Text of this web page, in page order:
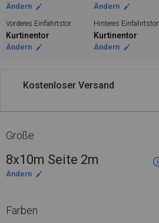
Ändern Ändern
Vorderes Einfahrtstor
Kurtinentor
Ändern
Hinteres Einfahrtstor
Kurtinentor
Ändern
Kostenloser Versand
Größe
8x10m Seite 2m
Ändern
Farben